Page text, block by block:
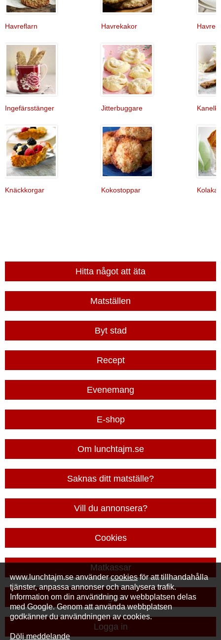
Havreflarn Havrekakor Havre-
Ingefärsstänger Jitterbuggare
Knäckkorgar Kokostoppar
Hitta något att äta
Matställen
Byt stad
Recept
Evenemang
E-shop
Om lunchtajm.se
Saknas ditt matställe?
Vill du annonsera?
Cookies
Matkassar
Bloggar
Logga in
www.lunchtajm.se användercookiesför att tillhandahålla
tjänster, anpassa annonser och analysera trafik.
Information om din användning av webbplatsen delas
med Google. Genom att använda webbplatsen
godkänner du användningen av cookies.
Dölj meddelande